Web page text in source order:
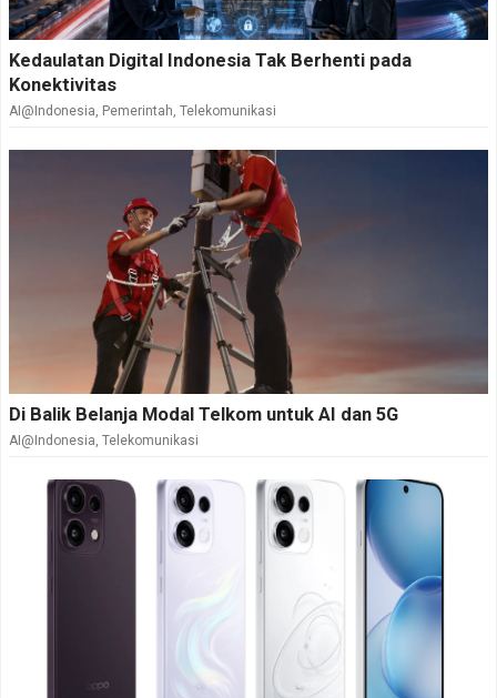
Kedaulatan Digital Indonesia Tak Berhenti pada
Konektivitas
AI@Indonesia Pemerintah Telekomunikasi
Di Balik Belanja Modal Telkom untuk AI dan 5G
AI@Indonesia Telekomunikasi